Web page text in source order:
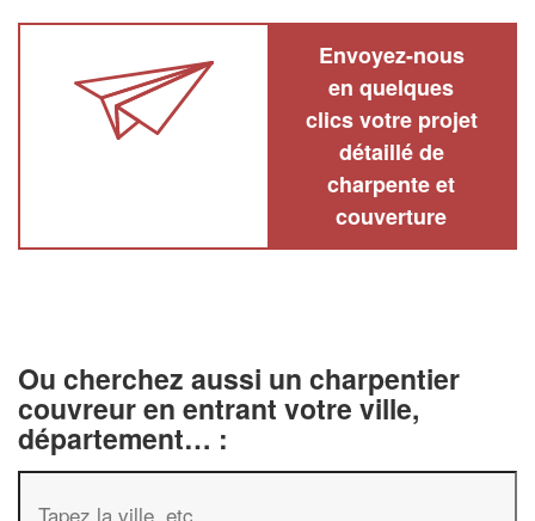
Envoyez-nous
en quelques
clics votre projet
détaillé de
charpente et
couverture
Ou cherchez aussi un charpentier
couvreur en entrant votre ville,
département… :